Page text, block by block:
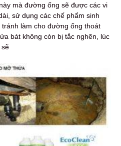
mà đường ống sẽ được các vi
sử dụng các chế phẩm sinh
làm cho đường ống thoát
bát không còn bị tắc nghẽn, lúc
sẽ